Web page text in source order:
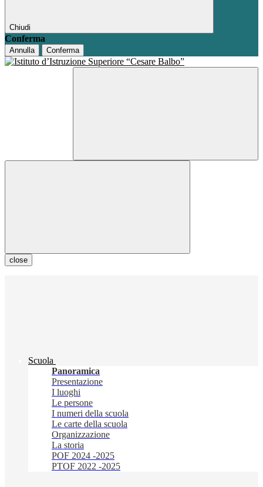
Chiudi
Conferma
Annulla Conferma
close
Scuola
Panoramica
Presentazione
I luoghi
Le persone
I numeri della scuola
Le carte della scuola
Organizzazione
La storia
POF 2024 -2025
PTOF 2022 -2025